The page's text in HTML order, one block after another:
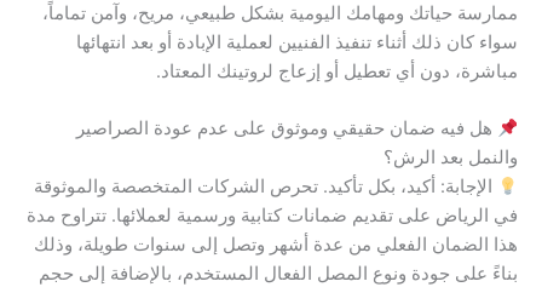
ممارسة حياتك ومهامك اليومية بشكل طبيعي، مريح، وآمن تماماً،
سواء كان ذلك أثناء تنفيذ الفنيين لعملية الإبادة أو بعد انتهائها
مباشرة، دون أي تعطيل أو إزعاج لروتينك المعتاد.
هل فيه ضمان حقيقي وموثوق على عدم عودة الصراصير
والنمل بعد الرش؟
الإجابة: أكيد، بكل تأكيد. تحرص الشركات المتخصصة والموثوقة
في الرياض على تقديم ضمانات كتابية ورسمية لعملائها. تتراوح مدة
هذا الضمان الفعلي من عدة أشهر وتصل إلى سنوات طويلة، وذلك
بناءً على جودة ونوع المصل الفعال المستخدم، بالإضافة إلى حجم